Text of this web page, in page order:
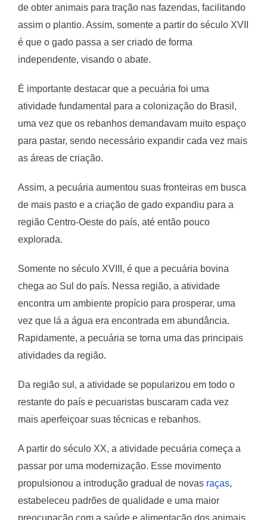
de obter animais para tração nas fazendas, facilitando
assim o plantio. Assim, somente a partir do século XVII
é que o gado passa a ser criado de forma
independente, visando o abate.
É importante destacar que a pecuária foi uma
atividade fundamental para a colonização do Brasil,
uma vez que os rebanhos demandavam muito espaço
para pastar, sendo necessário expandir cada vez mais
as áreas de criação.
Assim, a pecuária aumentou suas fronteiras em busca
de mais pasto e a criação de gado expandiu para a
região Centro-Oeste do país, até então pouco
explorada.
Somente no século XVIII, é que a pecuária bovina
chega ao Sul do país. Nessa região, a atividade
encontra um ambiente propício para prosperar, uma
vez que lá a água era encontrada em abundância.
Rapidamente, a pecuária se torna uma das principais
atividades da região.
Da região sul, a atividade se popularizou em todo o
restante do país e pecuaristas buscaram cada vez
mais aperfeiçoar suas técnicas e rebanhos.
A partir do século XX, a atividade pecuária começa a
passar por uma modernização. Esse movimento
propulsionou a introdução gradual de novas raças,
estabeleceu padrões de qualidade e uma maior
preocupação com a saúde e alimentação dos animais,